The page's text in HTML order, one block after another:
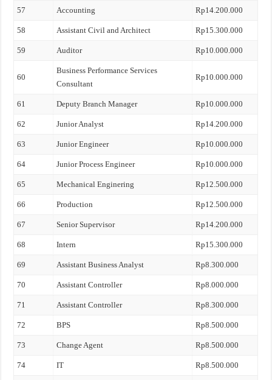
57 Accounting Rp14.200.000
58 Assistant Civil and Architect Rp15.300.000
59 Auditor Rp10.000.000
60
Business Performance Services
Consultant
Rp10.000.000
61 Deputy Branch Manager Rp10.000.000
62 Junior Analyst Rp14.200.000
63 Junior Engineer Rp10.000.000
64 Junior Process Engineer Rp10.000.000
65 Mechanical Enginering Rp12.500.000
66 Production Rp12.500.000
67 Senior Supervisor Rp14.200.000
68 Intern Rp15.300.000
69 Assistant Business Analyst Rp8.300.000
70 Assistant Controller Rp8.000.000
71 Assistant Controller Rp8.300.000
72 BPS Rp8.500.000
73 Change Agent Rp8.500.000
74 IT Rp8.500.000